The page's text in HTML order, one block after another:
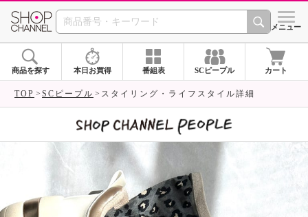
SHOP CHANNEL シメニュー
商品を探す 本日お買得 番組表 SCピープル カート
TOP SCピープル スタイリング・ライフスタイル詳細